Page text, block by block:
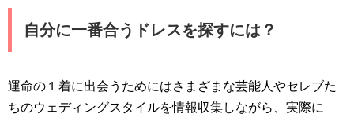
自分に一番合うドレスを探すには？
運命の１着に出会うためにはさまざまな芸能人やセレブた
ちのウェディングスタイルを情報収集しながら、実際に